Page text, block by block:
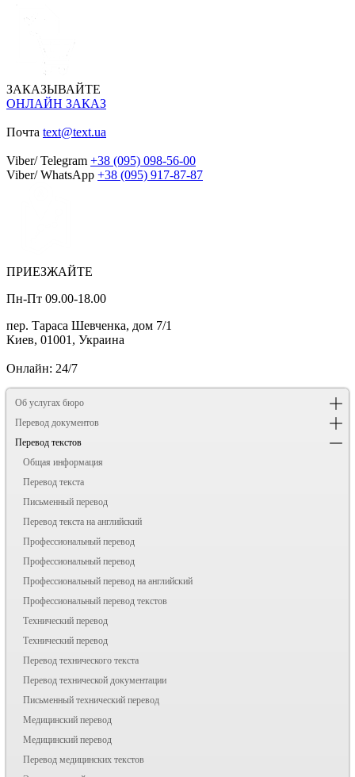
ЗАКАЗЫВАЙТЕ
ОНЛАЙН ЗАКАЗ
Почта text@text.ua
Viber/ Telegram +38 (095) 098-56-00
Viber/ WhatsApp +38 (095) 917-87-87
ПРИЕЗЖАЙТЕ
Пн-Пт 09.00-18.00
пер. Тараса Шевченка, дом 7/1
Киев, 01001, Украина
Онлайн: 24/7
Об услугах бюро
Перевод документов
Перевод текстов
Общая информация
Перевод текста
Письменный перевод
Перевод текста на английский
Профессиональный перевод
Профессиональный перевод
Профессиональный перевод на английский
Профессиональный перевод текстов
Технический перевод
Технический перевод
Перевод технического текста
Перевод технической документации
Письменный технический перевод
Медицинский перевод
Медицинский перевод
Перевод медицинских текстов